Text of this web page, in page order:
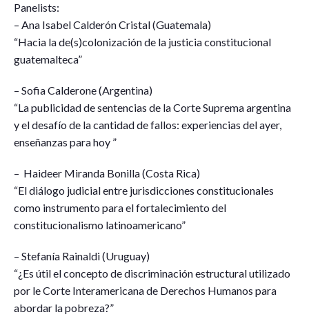
Panelists:
– Ana Isabel Calderón Cristal (Guatemala)
“Hacia la de(s)colonización de la justicia constitucional
guatemalteca”
– Sofia Calderone (Argentina)
“La publicidad de sentencias de la Corte Suprema argentina
y el desafío de la cantidad de fallos: experiencias del ayer,
enseñanzas para hoy ”
– Haideer Miranda Bonilla (Costa Rica)
“El diálogo judicial entre jurisdicciones constitucionales
como instrumento para el fortalecimiento del
constitucionalismo latinoamericano”
– Stefanía Rainaldi (Uruguay)
“¿Es útil el concepto de discriminación estructural utilizado
por le Corte Interamericana de Derechos Humanos para
abordar la pobreza?”